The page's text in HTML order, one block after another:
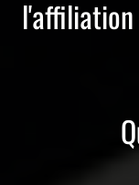
l'affiliation